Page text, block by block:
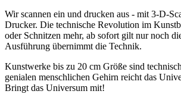
Wir scannen ein und drucken aus - mit 3-D-
Drucker. Die technische Revolution im
oder Schnitzen mehr, ab sofort gilt nur noch
Ausführung übernimmt die Technik.
Kunstwerke bis zu 20 cm Größe sind
genialen menschlichen Gehirn reicht das
Bringt das Universum mit!